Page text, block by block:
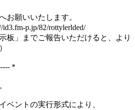
願いいたします。
p.jp/82/rottylerlded/
までご報告いただけると、より
＊
ントの実行形式により、